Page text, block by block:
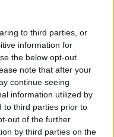
to third parties, or
information for
the below opt-out
note that after your
continue seeing
information utilized by
to third parties prior to
out of the further
by third parties on the
i skivor.
med salt &
i en ugnsfast form,
fond och ajvar och
strö över